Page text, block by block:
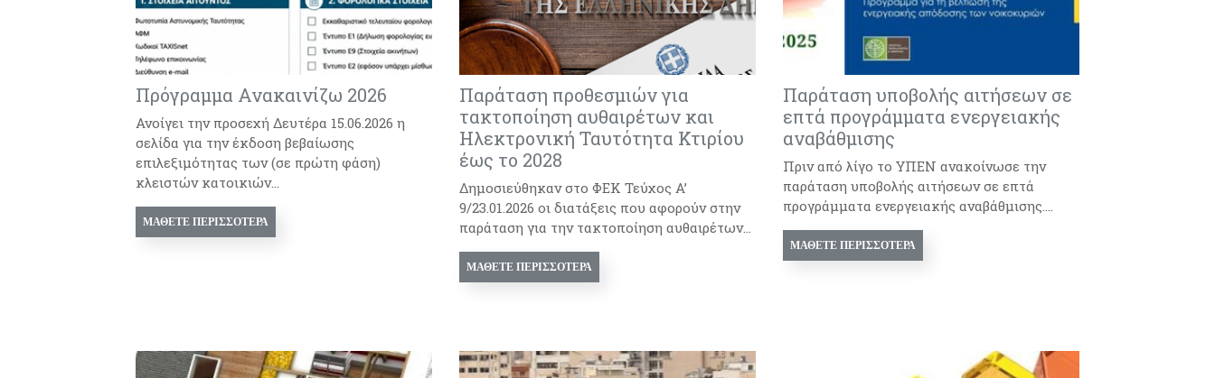
Πρόγραμμα Ανακαινίζω 2026
Ανοίγει την προσεχή Δευτέρα 15.06.2026 η
σελίδα για την έκδοση βεβαίωσης
επιλεξιμότητας των (σε πρώτη φάση)
κλειστών κατοικιών...
ΜΆΘΕΤΕ ΠΕΡΙΣΣΌΤΕΡΑ
Παράταση προθεσμιών για
τακτοποίηση αυθαιρέτων και
Ηλεκτρονική Ταυτότητα Κτιρίου
έως το 2028
Δημοσιεύθηκαν στο ΦΕΚ Τεύχος A’
9/23.01.2026 οι διατάξεις που αφορούν στην
παράταση για την τακτοποίηση αυθαιρέτων...
ΜΆΘΕΤΕ ΠΕΡΙΣΣΌΤΕΡΑ
Παράταση υποβολής αιτήσεων σε
επτά προγράμματα ενεργειακής
αναβάθμισης
Πριν από λίγο το ΥΠΕΝ ανακοίνωσε την
παράταση υποβολής αιτήσεων σε επτά
προγράμματα ενεργειακής αναβάθμισης....
ΜΆΘΕΤΕ ΠΕΡΙΣΣΌΤΕΡΑ